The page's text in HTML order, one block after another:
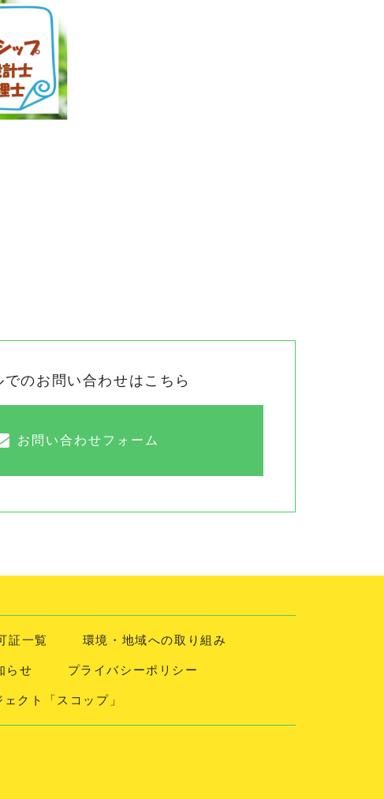
でのお問い合わせはこちら
お問い合わせフォーム
証一覧 環境・地域への取り組み
らせ プライバシーポリシー
クト「スコップ」